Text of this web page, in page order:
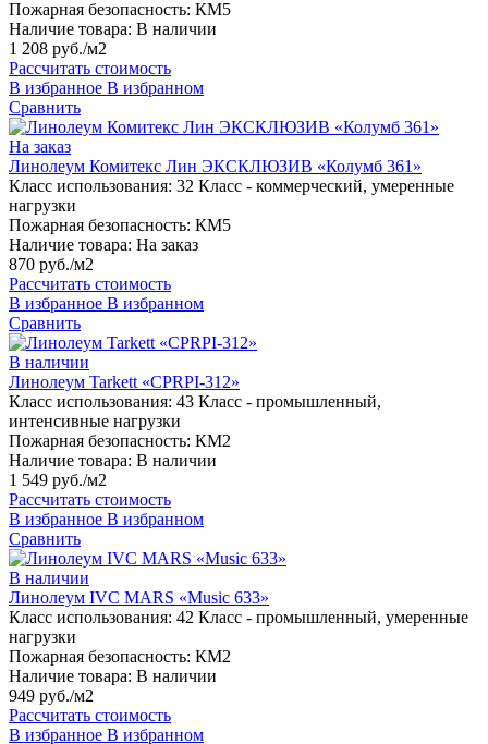
Пожарная безопасность: КМ5
Наличие товара: В наличии
1 208 руб./м2
Рассчитать стоимость
В избранное В избранном
Сравнить
На заказ
Линолеум Комитекс Лин ЭКСКЛЮЗИВ «Колумб 361»
Класс использования: 32 Класс - коммерческий, умеренные
нагрузки
Пожарная безопасность: КМ5
Наличие товара: На заказ
870 руб./м2
Рассчитать стоимость
В избранное В избранном
Сравнить
В наличии
Линолеум Tarkett «CPRPI-312»
Класс использования: 43 Класс - промышленный,
интенсивные нагрузки
Пожарная безопасность: КМ2
Наличие товара: В наличии
1 549 руб./м2
Рассчитать стоимость
В избранное В избранном
Сравнить
В наличии
Линолеум IVC MARS «Music 633»
Класс использования: 42 Класс - промышленный, умеренные
нагрузки
Пожарная безопасность: КМ2
Наличие товара: В наличии
949 руб./м2
Рассчитать стоимость
В избранное В избранном